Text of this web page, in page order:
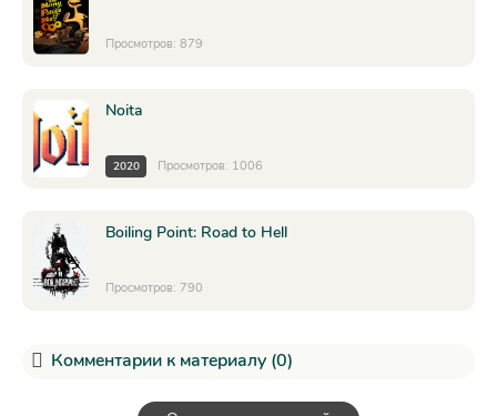
Просмотров: 879
Noita
2020 Просмотров: 1006
Boiling Point: Road to Hell
Просмотров: 790
Комментарии к материалу (0)